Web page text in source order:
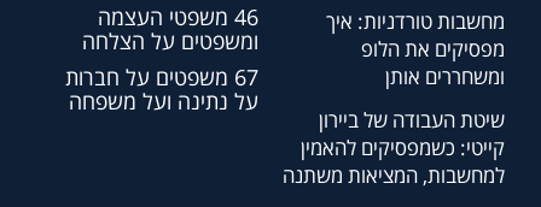
מחשבות טורדניות: איך
מפסיקים את הלופ
ומשחררים אותן
שיטת העבודה של ביירון
קייטי: כשמפסיקים להאמין
למחשבות, המציאות משתנה
46 משפטי העצמה
ומשפטים על הצלחה
67 משפטים על חברות
על נתינה ועל משפחה